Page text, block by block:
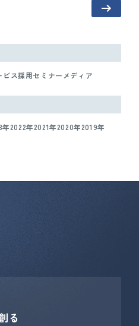
ビス採用セミナー メディア
年2022年2021年2020年2019年
る